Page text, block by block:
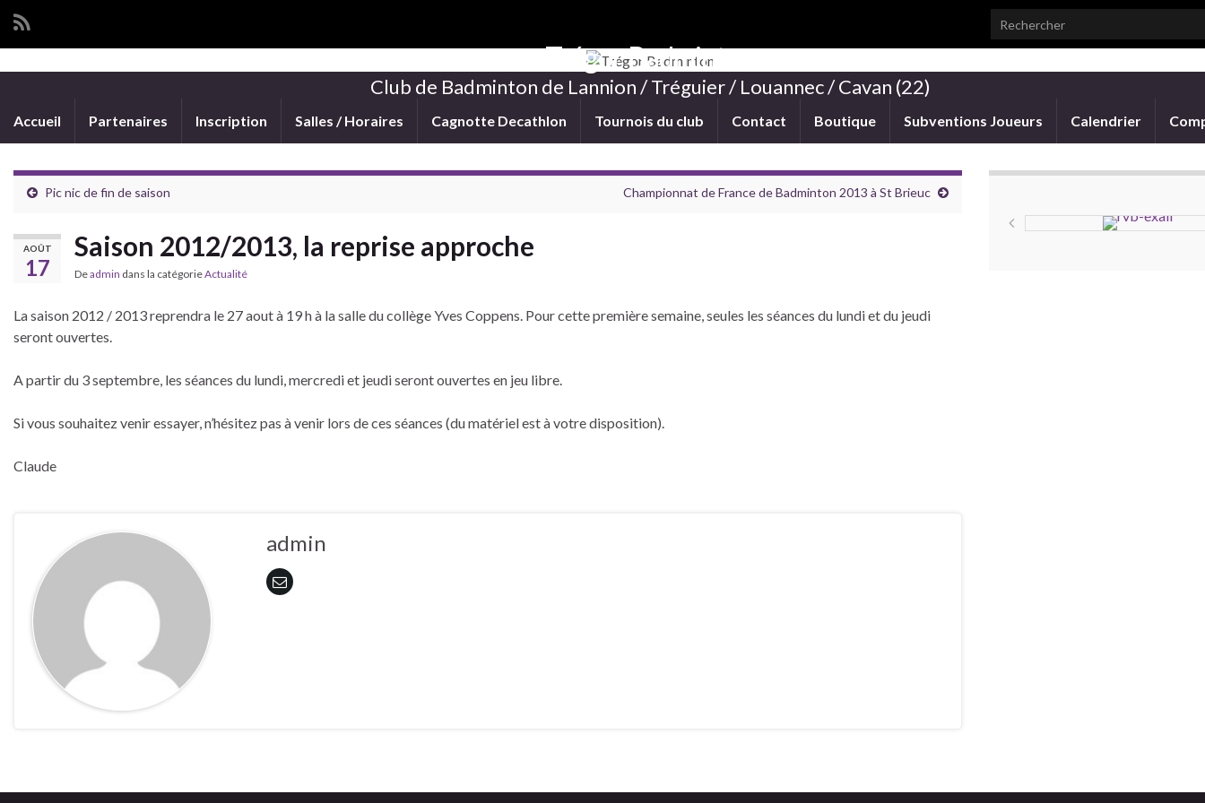
Search for:
Trégor Badminton
Club de Badminton de Lannion / Tréguier / Louannec / Cavan (22)
Accueil Partenaires Inscription Salles / Horaires Cagnotte Decathlon Tournois du club Contact Boutique Subventions Joueurs Calendrier
Pic nic de fin de saison Championnat de France de Badminton 2013 à St Brieuc
AOÛT
17
Saison 2012/2013, la reprise approche
Deadmin dans la catégorieActualité
La saison 2012 / 2013 reprendra le 27 aout à 19 h à la salle du collège Yves Coppens. Pour cette première semaine, seules les séances du lundi et du jeudi
seront ouvertes.
A partir du 3 septembre, les séances du lundi, mercredi et jeudi seront ouvertes en jeu libre.
Si vous souhaitez venir essayer, n’hésitez pas à venir lors de ces séances (du matériel est à votre disposition).
Claude
admin